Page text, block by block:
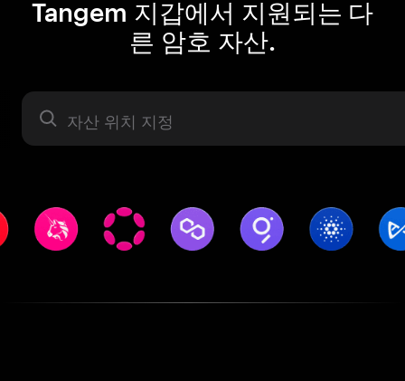
Tangem 지갑에서 지원되는 다
른 암호 자산.
자산 라벨